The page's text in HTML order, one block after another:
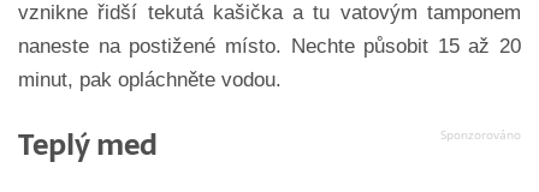
vznikne řidší tekutá kašička a tu vatovým tamponem
naneste na postižené místo. Nechte působit 15 až 20
minut, pak opláchněte vodou.
Teplý med